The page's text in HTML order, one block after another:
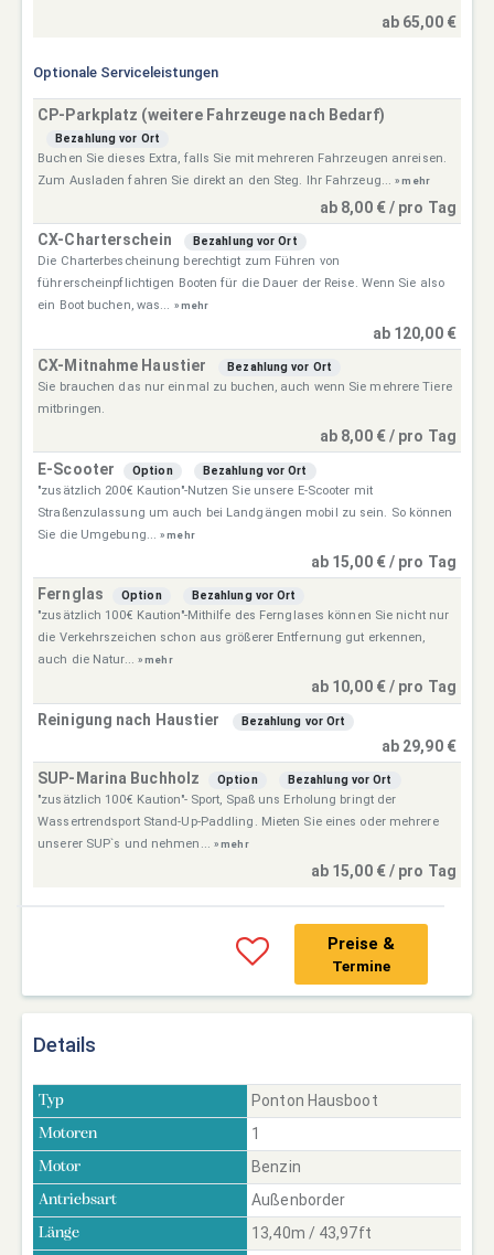
ab 65,00 €
Optionale Serviceleistungen
CP-Parkplatz (weitere Fahrzeuge nach Bedarf)
Bezahlung vor Ort
Buchen Sie dieses Extra, falls Sie mit mehreren Fahrzeugen anreisen.
Zum Ausladen fahren Sie direkt an den Steg. Ihr Fahrzeug...» mehr
ab 8,00 € / pro Tag
CX-Charterschein
Bezahlung vor Ort
Die Charterbescheinung berechtigt zum Führen von
führerscheinpflichtigen Booten für die Dauer der Reise. Wenn Sie also
ein Boot buchen, was... » mehr
ab 120,00 €
CX-Mitnahme Haustier
Bezahlung vor Ort
Sie brauchen das nur einmal zu buchen, auch wenn Sie mehrere Tiere
mitbringen.
ab 8,00 € / pro Tag
E-Scooter
Option
Bezahlung vor Ort
"zusätzlich 200€ Kaution"-Nutzen Sie unsere E-Scooter mit
Straßenzulassung um auch bei Landgängen mobil zu sein. So können
Sie die Umgebung...» mehr
ab 15,00 € / pro Tag
Fernglas
Option
Bezahlung vor Ort
"zusätzlich 100€ Kaution"-Mithilfe des Fernglases können Sie nicht nur
die Verkehrszeichen schon aus größerer Entfernung gut erkennen,
auch die Natur... » mehr
ab 10,00 € / pro Tag
Reinigung nach Haustier
Bezahlung vor Ort
ab 29,90 €
SUP-Marina Buchholz
Option
Bezahlung vor Ort
"zusätzlich 100€ Kaution"- Sport, Spaß uns Erholung bringt der
Wassertrendsport Stand-Up-Paddling. Mieten Sie eines oder mehrere
unserer SUP`s und nehmen... » mehr
ab 15,00 € / pro Tag
Preise &
Termine
Details
Typ Ponton Hausboot
Motoren 1
Motor Benzin
Antriebsart Außenborder
Länge 13,40m / 43,97ft